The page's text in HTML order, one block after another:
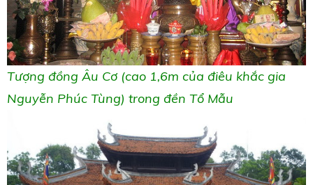
Tượng đồng Âu Cơ (cao 1,6m của điêu khắc gia
Nguyễn Phúc Tùng) trong đền Tổ Mẫu